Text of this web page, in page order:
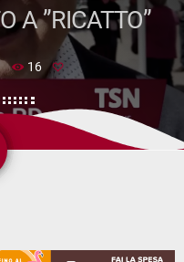
A ”RICATTO”
16